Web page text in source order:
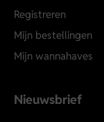
Registreren
Mijn bestellingen
Mijn wannahaves
Nieuwsbrief